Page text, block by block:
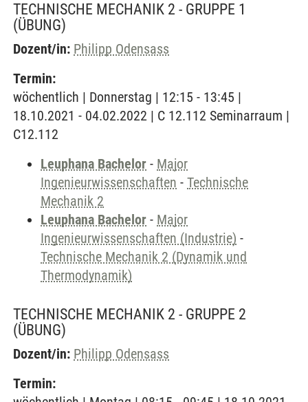
TECHNISCHE MECHANIK 2 - GRUPPE 1
(ÜBUNG)
Dozent/in: Philipp Odensass
Termin:
wöchentlich | Donnerstag | 12:15 - 13:45 |
18.10.2021 - 04.02.2022 | C 12.112 Seminarraum |
C12.112
Leuphana Bachelor - Major
Ingenieurwissenschaften - Technische
Mechanik 2
Leuphana Bachelor - Major
Ingenieurwissenschaften (Industrie) -
Technische Mechanik 2 (Dynamik und
Thermodynamik)
TECHNISCHE MECHANIK 2 - GRUPPE 2
(ÜBUNG)
Dozent/in: Philipp Odensass
Termin: